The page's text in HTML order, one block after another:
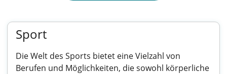
Sport
Die Welt des Sports bietet eine Vielzahl von
Berufen und Möglichkeiten, die sowohl körperliche